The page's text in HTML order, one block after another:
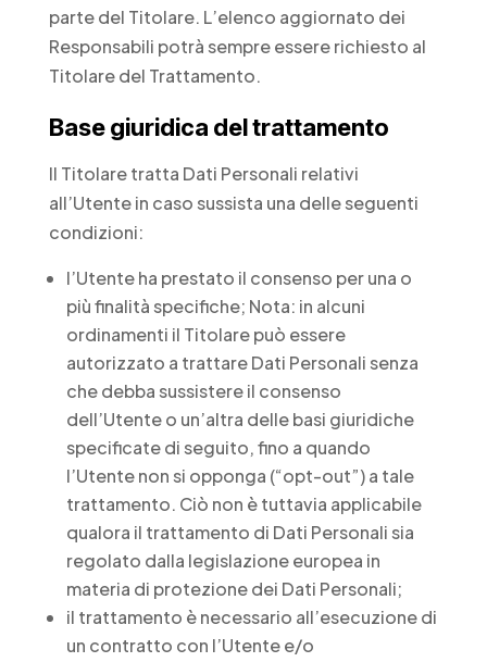
parte del Titolare. L’elenco aggiornato dei
Responsabili potrà sempre essere richiesto al
Titolare del Trattamento.
Base giuridica del trattamento
Il Titolare tratta Dati Personali relativi
all’Utente in caso sussista una delle seguenti
condizioni:
l’Utente ha prestato il consenso per una o
più finalità specifiche; Nota: in alcuni
ordinamenti il Titolare può essere
autorizzato a trattare Dati Personali senza
che debba sussistere il consenso
dell’Utente o un’altra delle basi giuridiche
specificate di seguito, fino a quando
l’Utente non si opponga (“opt-out”) a tale
trattamento. Ciò non è tuttavia applicabile
qualora il trattamento di Dati Personali sia
regolato dalla legislazione europea in
materia di protezione dei Dati Personali;
il trattamento è necessario all’esecuzione di
un contratto con l’Utente e/o